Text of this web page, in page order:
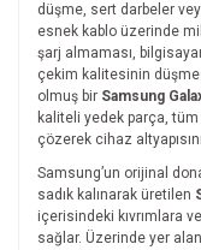
düşme, sert darbeler
esnek kablo üzerinde
şarj almaması,
çekim kalitesinin
olmuş bir Samsung
kaliteli yedek parça, tüm
çözerek cihaz
Samsung’un orijinal
sadık kalınarak üretilen
içerisindeki kıvrımlara
sağlar. Üzerinde yer